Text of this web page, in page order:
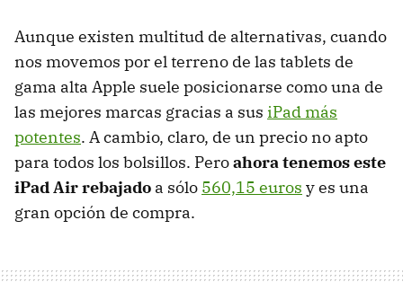
Aunque existen multitud de alternativas, cuando
nos movemos por el terreno de las tablets de
gama alta Apple suele posicionarse como una de
las mejores marcas gracias a sus iPad más
potentes. A cambio, claro, de un precio no apto
para todos los bolsillos. Peroahora tenemos este
iPad Air rebajado a sólo 560,15 euros y es una
gran opción de compra.